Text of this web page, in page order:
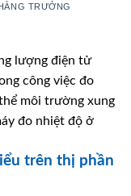
TRƯỞNG
lượng điện tử
công việc đo
môi trường xung
đo nhiệt độ ở
trên thị phần